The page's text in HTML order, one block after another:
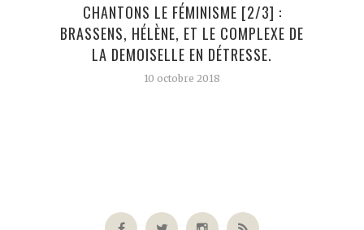
CHANTONS LE FÉMINISME [2/3] :
BRASSENS, HÉLÈNE, ET LE COMPLEXE DE
LA DEMOISELLE EN DÉTRESSE.
10 octobre 2018